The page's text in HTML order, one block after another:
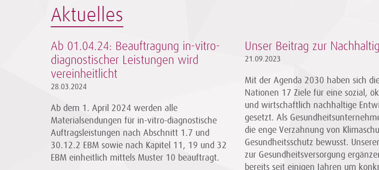
Aktuelles
Ab 01.04.24: Beauftragung in-vitro-
diagnostischer Leistungen wird
vereinheitlicht
28.03.2024
Ab dem 1. April 2024 werden alle
Materialsendungen für in-vitro-diagnostische
Auftragsleistungen nach Abschnitt 1.7 und
30.12.2 EBM sowie nach Kapitel 11, 19 und 32
EBM einheitlich mittels Muster 10 beauftragt.
Unser Beitrag zur
21.09.2023
Mit der Agenda 2030 haben sich
Nationen 17 Ziele für eine sozial,
und wirtschaftlich nachhaltige
gesetzt. Als
die enge Verzahnung von
Gesundheitsschutz bewusst.
zur Gesundheitsversorgung
bereits seit einigen Jahren um